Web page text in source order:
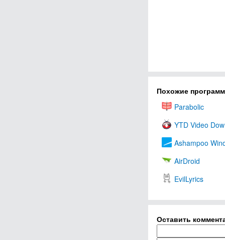
Похожие
Parabolic
YTD Video
Ashampoo
AirDroid
EvilLyrics
Оставить